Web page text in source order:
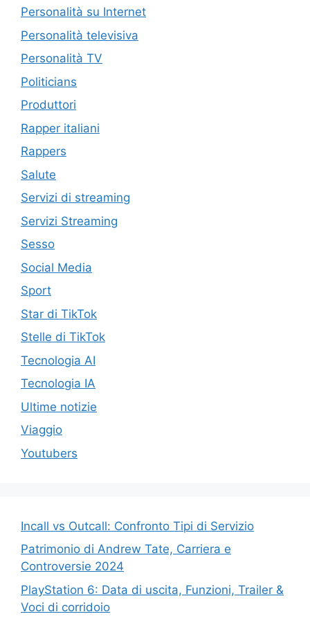
Personalità su Internet
Personalità televisiva
Personalità TV
Politicians
Produttori
Rapper italiani
Rappers
Salute
Servizi di streaming
Servizi Streaming
Sesso
Social Media
Sport
Star di TikTok
Stelle di TikTok
Tecnologia AI
Tecnologia IA
Ultime notizie
Viaggio
Youtubers
Incall vs Outcall: Confronto Tipi di Servizio
Patrimonio di Andrew Tate, Carriera e
Controversie 2024
PlayStation 6: Data di uscita, Funzioni, Trailer &
Voci di corridoio